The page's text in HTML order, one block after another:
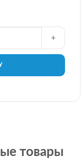
+
товары